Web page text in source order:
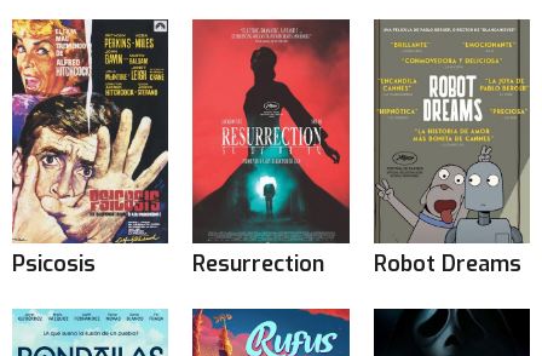
Psicosis Resurrection Robot Dreams